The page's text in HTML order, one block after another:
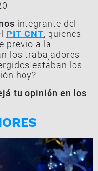
integrante del
PIT-CNT, quienes
previo a la
los trabajadores
estaban los
hoy?
tu opinión en los